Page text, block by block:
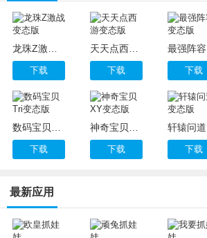
下载
天天点西游变态版
下载 下载
下载 下载 下载
最新应用